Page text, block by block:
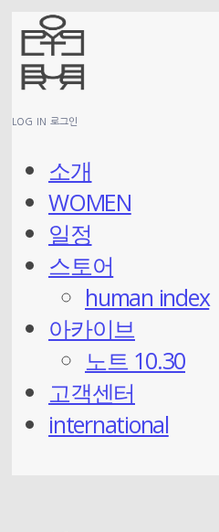
LOG IN 로그인
소개
WOMEN
일정
스토어
human index
아카이브
노트 10.30
고객센터
international